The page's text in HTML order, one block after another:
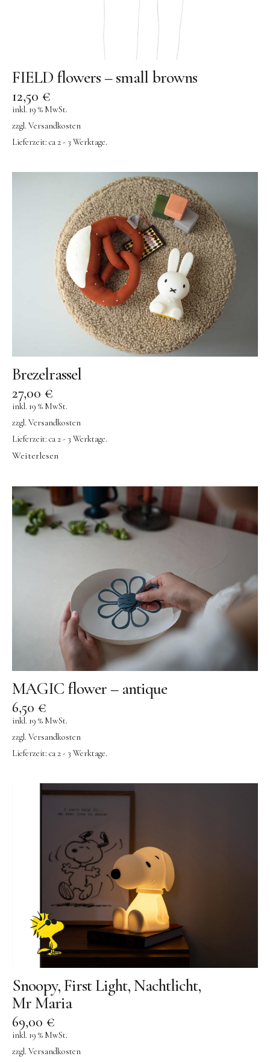
FIELD flowers – small browns
12,50 €
inkl. 19 % MwSt.
zzgl. Versandkosten
Lieferzeit: ca 2 - 3 Werktage.
Brezelrassel
27,00 €
inkl. 19 % MwSt.
zzgl. Versandkosten
Lieferzeit: ca 2 - 3 Werktage.
Weiterlesen
MAGIC flower – antique
6,50 €
inkl. 19 % MwSt.
zzgl. Versandkosten
Lieferzeit: ca 2 - 3 Werktage.
Snoopy, First Light, Nachtlicht,
Mr Maria
69,00 €
inkl. 19 % MwSt.
zzgl. Versandkosten